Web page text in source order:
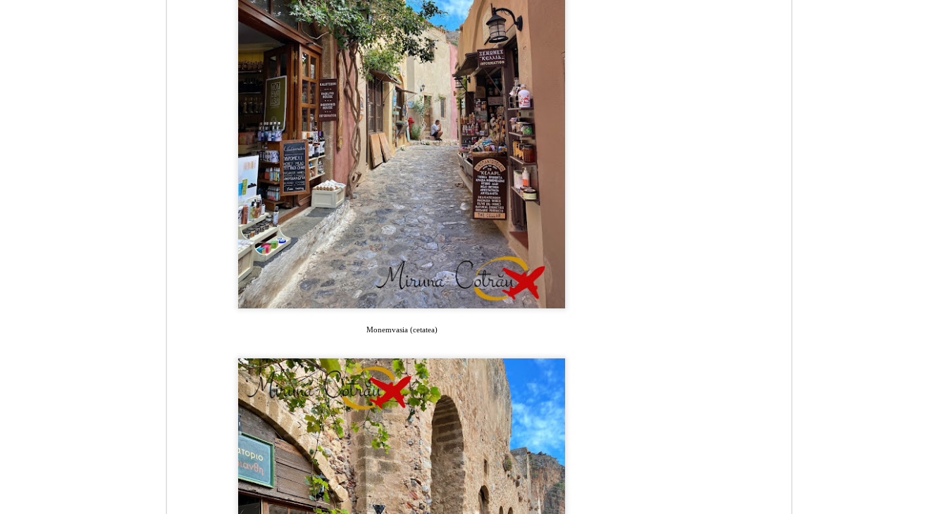
Monemvasia (cetatea)
JUL
30
Muzeul Tehnic Sinsheim - cel mai interesant
muzeu din Germania
Sinsheim este un mic orășel situat pe Autostrada A6, la aproximativ 20 km. de
Heidelberg și 28 km. de Heilbronn, pe malurile râului Elsenz.
Muzeul Tehnic s-a deschis în 1981 și este cel mai complex muzeu ce îmbină
mașini clasice, mașini de curse, tancuri, trăsuri, biciclete, dar și avione.
Muzeul are peste 3.000 de exponate situate pe o suprafață de 50,000 metri
pătrați, atât în interior, cât și în exterior.
JUL
15
Vacanta in Grecia (3): Halkidiki - Turul Bratului
Kassandra
Peninsula Halkidiki (Chalkidiki) aparține de regiunea Macedonia Centrală și
se află în partea de nord a Greciei. Este formată din 3 brațe care se întind în
Marea Egee: Kassandra, Sithonia și Athos.
Kassandra este brațul vestic și zona cea mai dezvoltată turistic, fiind plină de
stațiuni. Brațul are 55 km. lungime și începe de la Nea Moudania.
JUL
4
Capitale europene: Oslo (Norvegia)
Oslo este capitala și cel mai mare oraș al Norvegiei.
Orașul a fost fondat în jurul anului 1040, la sfârșitul erei vikinge sub numele
de Anslo. În 1624, orașul a fost distrus de un incendiu uriaș, dar a fost
reconstruit și redenumit Christiania, după numele împăratului Christian al IV-
lea. Abia în 1925, Oslo și-a căpătat numele actual, după ce și-a extins
teritoriul.